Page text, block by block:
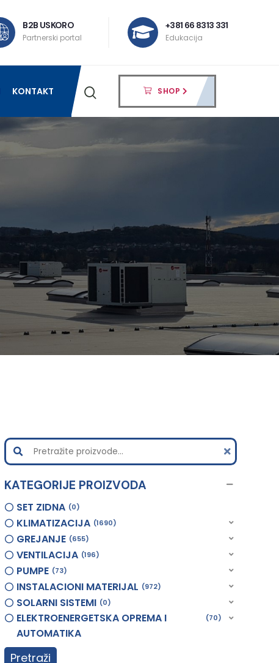
B2B USKORO
Partnerski portal
+381 66 8313 331
Edukacija
KONTAKT SHOP
KATEGORIJE PROIZVODA
SET ZIDNA 0
KLIMATIZACIJA 1690
GREJANJE 655
VENTILACIJA 196
PUMPE 73
INSTALACIONI MATERIJAL 972
SOLARNI SISTEMI 0
ELEKTROENERGETSKA OPREMA I
AUTOMATIKA
70
Pretraži